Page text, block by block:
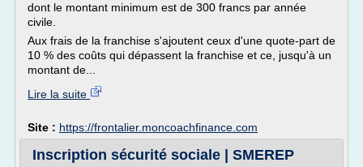
dont le montant minimum est de 300 francs par année
civile.
Aux frais de la franchise s'ajoutent ceux d'une quote-part de
10 % des coûts qui dépassent la franchise et ce, jusqu'à un
montant de...
Lire la suite
Site : https://frontalier.moncoachfinance.com
Inscription sécurité sociale | SMEREP